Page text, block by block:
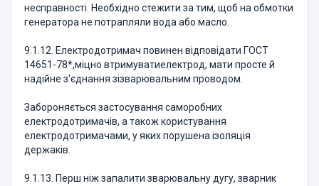
несправності. Необхідно стежити за тим, щоб на обмотки
генератора не потрапляли вода або масло.
9.1.12. Електродотримач повинен відповідати ГОСТ
14651-78*,міцно втримуватиелектрод, мати просте й
надійне з'єднання зізварювальним проводом.
Забороняється застосування саморобних
електродотримачів, а також користування
електродотримачами, у яких порушена ізоляція
держаків.
9.1.13. Перш ніж запалити зварювальну дугу, зварник